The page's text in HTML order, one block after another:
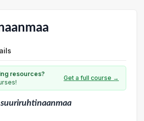
resources?
Get a full course →
suuriruhtinaanmaa